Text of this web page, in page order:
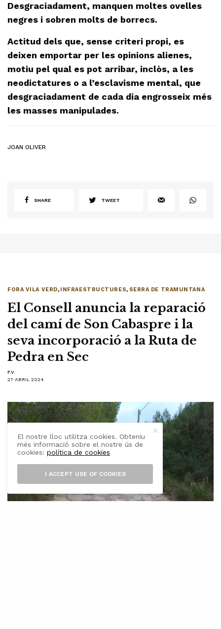
Desgraciadament, manquen moltes ovelles
negres i sobren molts de borrecs.
Actitud dels que, sense criteri propi, es
deixen emportar per les opinions alienes,
motiu pel qual es pot arribar, inclòs, a les
neodictatures o a l’esclavisme mental, que
desgraciadament de cada dia engrosseix més
les masses manipulades.
JOAN OLIVER
SHARE TWEET
FORA VILA VERD, INFRAESTRUCTURES, SERRA DE TRAMUNTANA
El Consell anuncia la reparació
del camí de Son Cabaspre i la
seva incorporació a la Ruta de
Pedra en Sec
F.V.
27 ABRIL 2024
El nostre lloc utilitza cookies. Obteniu
més informació sobre el nostre ús de
cookies:política de cookies
I ACCEPT USE OF COOKIES